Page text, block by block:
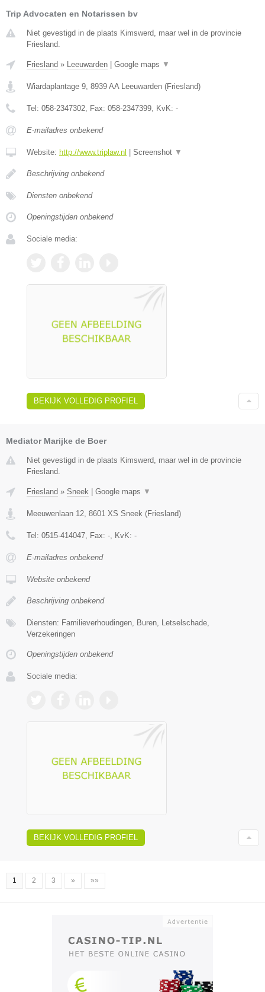
Trip Advocaten en Notarissen bv
Niet gevestigd in de plaats Kimswerd, maar wel in de provincie
Friesland.
Friesland » Leeuwarden Google maps ▼
Wiardaplantage 9, 8939 AA Leeuwarden (Friesland)
Tel: 058-2347302, Fax: 058-2347399, KvK: -
E-mailadres onbekend
Website: http://www.triplaw.nl Screenshot ▼
Beschrijving onbekend
Diensten onbekend
Openingstijden onbekend
Sociale media:
BEKIJK VOLLEDIG PROFIEL
Mediator Marijke de Boer
Niet gevestigd in de plaats Kimswerd, maar wel in de provincie
Friesland.
Friesland » Sneek Google maps ▼
Meeuwenlaan 12 8601 XS Sneek (Friesland)
Tel: 0515-414047 , Fax: - , KvK: -
E-mailadres onbekend
Website onbekend
Beschrijving onbekend
Diensten: Familieverhoudingen, Buren, Letselschade,
Verzekeringen
Openingstijden onbekend
Sociale media:
BEKIJK VOLLEDIG PROFIEL
1 2 3 » »»